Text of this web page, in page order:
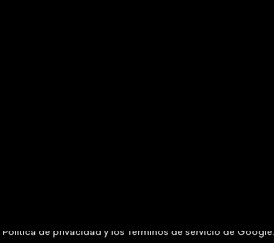
Política de privacidad y los Términos de servicio de Google.